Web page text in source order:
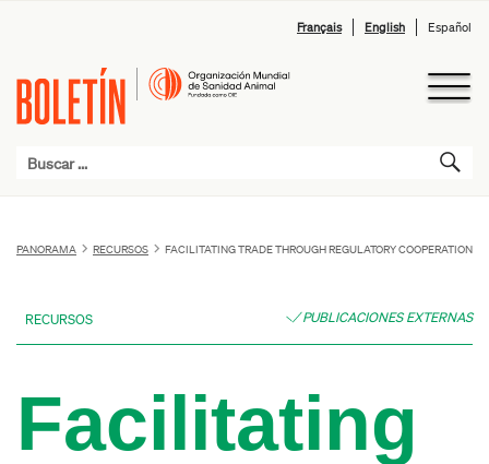
Français English Español
PANORAMA RECURSOS FACILITATING TRADE THROUGH REGULATORY COOPERATION
RECURSOS PUBLICACIONES EXTERNAS
Facilitating